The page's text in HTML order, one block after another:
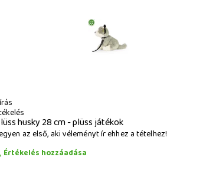
husky 28 cm - plüss játékok
az első, aki véleményt ír ehhez a tételhez!
Értékelés hozzáadása